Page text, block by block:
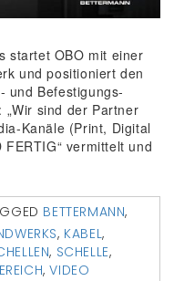
startet OBO mit einer
und positioniert den
und Befestigungs‐
sind der Partner
(Print, Digital
vermittelt und
BETTERMANN,
, KABEL,
, SCHELLE,
,VIDEO